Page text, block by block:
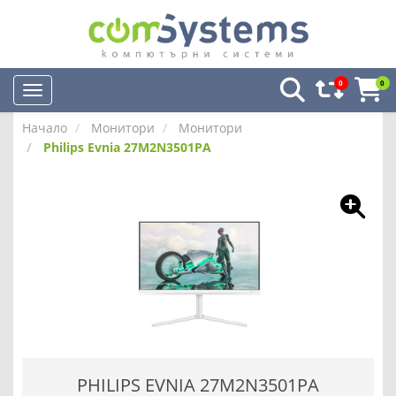
0 0
Начало Монитори
Монитори
Philips Evnia 27M2N3501PA
PHILIPS EVNIA 27M2N3501PA